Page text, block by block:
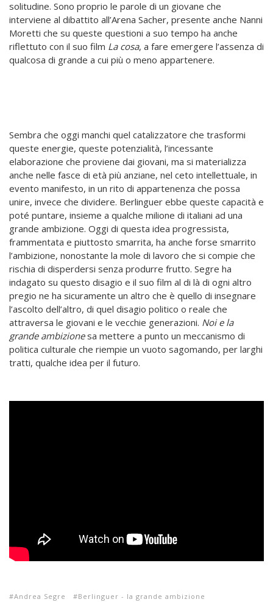
solitudine. Sono proprio le parole di un giovane che
interviene al dibattito all’Arena Sacher, presente anche Nanni
Moretti che su queste questioni a suo tempo ha anche
riflettuto con il suo film La cosa, a fare emergere l’assenza di
qualcosa di grande a cui più o meno appartenere.
Sembra che oggi manchi quel catalizzatore che trasformi
queste energie, queste potenzialità, l’incessante
elaborazione che proviene dai giovani, ma si materializza
anche nelle fasce di età più anziane, nel ceto intellettuale, in
evento manifesto, in un rito di appartenenza che possa
unire, invece che dividere. Berlinguer ebbe queste capacità e
poté puntare, insieme a qualche milione di italiani ad una
grande ambizione. Oggi di questa idea progressista,
frammentata e piuttosto smarrita, ha anche forse smarrito
l’ambizione, nonostante la mole di lavoro che si compie che
rischia di disperdersi senza produrre frutto. Segre ha
indagato su questo disagio e il suo film al di là di ogni altro
pregio ne ha sicuramente un altro che è quello di insegnare
l’ascolto dell’altro, di quel disagio politico o reale che
attraversa le giovani e le vecchie generazioni. Noi e la
grande ambizionesa mettere a punto un meccanismo di
politica culturale che riempie un vuoto sagomando, per larghi
tratti, qualche idea per il futuro.
Andrea Segre
Berlinguer - la grande ambizione